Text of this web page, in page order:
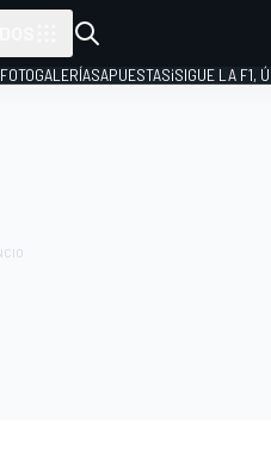
FOTOGALERÍASAPUESTAS¡SIGUE LA F1,